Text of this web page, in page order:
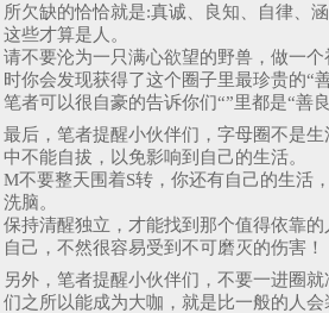
所欠缺的恰恰就是:真诚、良知、自律、
这些才算是人。
请不要沦为一只满心欲望的野兽，做一
时你会发现获得了这个圈子里最珍贵的“善
笔者可以很自豪的告诉你们“”里都是“善良
最后，笔者提醒小伙伴们，字母圈不是
中不能自拔，以免影响到自己的生活。
M不要整天围着S转，你还有自己的生活
洗脑。
保持清醒独立，才能找到那个值得依靠
自己，不然很容易受到不可磨灭的伤害！
另外，笔者提醒小伙伴们，不要一进圈
们之所以能成为大咖，就是比一般的人会